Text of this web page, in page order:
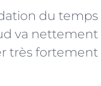
du temps
va nettement
très fortement